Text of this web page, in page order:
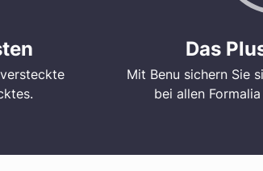
Das
Mit Benu sichern Sie
bei allen